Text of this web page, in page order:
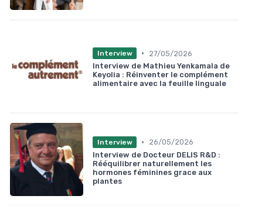
Interview •
27/05/2026
Interview de Mathieu Yenkamala de
Keyolia : Réinventer le complément
alimentaire avec la feuille linguale
Interview •
26/05/2026
Interview de Docteur DELIS R&D :
Rééquilibrer naturellement les
hormones féminines grace aux
plantes